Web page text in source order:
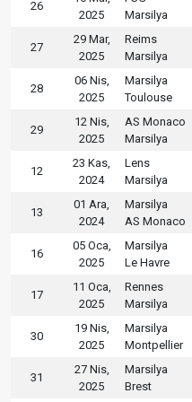
26
2025
Marsilya
27
29 Mar,
2025
Reims
Marsilya
28
06 Nis,
2025
Marsilya
Toulouse
29
12 Nis,
2025
AS Monaco
Marsilya
12
23 Kas,
2024
Lens
Marsilya
13
01 Ara,
2024
Marsilya
AS Monaco
16
05 Oca,
2025
Marsilya
Le Havre
17
11 Oca,
2025
Rennes
Marsilya
30
19 Nis,
2025
Marsilya
Montpellier
31
27 Nis,
2025
Marsilya
Brest